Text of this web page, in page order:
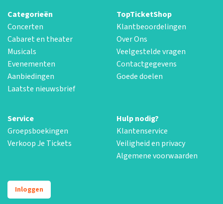
Categorieën
Concerten
Cabaret en theater
Musicals
Evenementen
Aanbiedingen
Laatste nieuwsbrief
TopTicketShop
Klantbeoordelingen
Over Ons
Veelgestelde vragen
Contactgegevens
Goede doelen
Service
Groepsboekingen
Verkoop Je Tickets
Hulp nodig?
Klantenservice
Veiligheid en privacy
Algemene voorwaarden
Inloggen